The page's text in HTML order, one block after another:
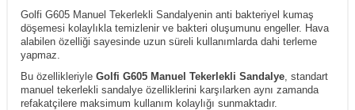
Golfi G605 Manuel Tekerlekli Sandalyenin anti bakteriyel kumaş
döşemesi kolaylıkla temizlenir ve bakteri oluşumunu engeller. Hava
alabilen özelliği sayesinde uzun süreli kullanımlarda dahi terleme
yapmaz.
Bu özellikleriyle Golfi G605 Manuel Tekerlekli Sandalye , standart
manuel tekerlekli sandalye özelliklerini karşılarken aynı zamanda
refakatçilere maksimum kullanım kolaylığı sunmaktadır.